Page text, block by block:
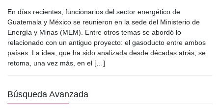
c
e
b
o
k
tt
er
m
ail m
p
ar
tir
En días recientes, funcionarios del sector energético de
Guatemala y México se reunieron en la sede del Ministerio de
Energía y Minas (MEM). Entre otros temas se abordó lo
relacionado con un antiguo proyecto: el gasoducto entre ambos
países. La idea, que ha sido analizada desde décadas atrás, se
retoma, una vez más, en el […]
Búsqueda Avanzada